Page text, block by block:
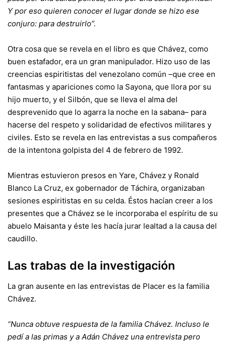
Y por eso quieren conocer el lugar donde se hizo ese
conjuro: para destruirlo”.
Otra cosa que se revela en el libro es que Chávez, como
buen estafador, era un gran manipulador. Hizo uso de las
creencias espiritistas del venezolano común –que cree en
fantasmas y apariciones como la Sayona, que llora por su
hijo muerto, y el Silbón, que se lleva el alma del
desprevenido que lo agarra la noche en la sabana– para
hacerse del respeto y solidaridad de efectivos militares y
civiles. Esto se revela en las entrevistas a sus compañeros
de la intentona golpista del 4 de febrero de 1992.
Mientras estuvieron presos en Yare, Chávez y Ronald
Blanco La Cruz, ex gobernador de Táchira, organizaban
sesiones espiritistas en su celda. Éstos hacían creer a los
presentes que a Chávez se le incorporaba el espíritu de su
abuelo Maisanta y éste les hacía jurar lealtad a la causa del
caudillo.
Las trabas de la investigación
La gran ausente en las entrevistas de Placer es la familia
Chávez.
“Nunca obtuve respuesta de la familia Chávez. Incluso le
pedí a las primas y a Adán Chávez una entrevista pero